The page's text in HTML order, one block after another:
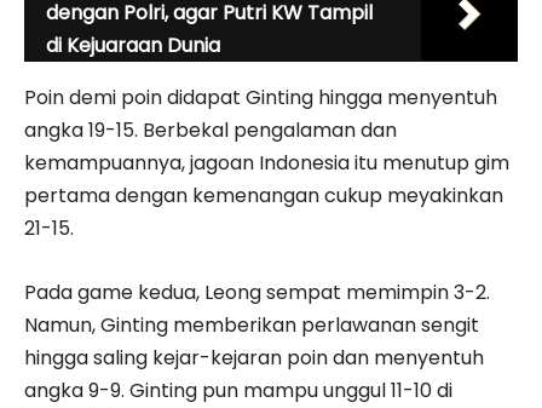
dengan Polri, agar Putri KW Tampil
di Kejuaraan Dunia
Poin demi poin didapat Ginting hingga menyentuh
angka 19-15. Berbekal pengalaman dan
kemampuannya, jagoan Indonesia itu menutup gim
pertama dengan kemenangan cukup meyakinkan
21-15.
Pada game kedua, Leong sempat memimpin 3-2.
Namun, Ginting memberikan perlawanan sengit
hingga saling kejar-kejaran poin dan menyentuh
angka 9-9. Ginting pun mampu unggul 11-10 di